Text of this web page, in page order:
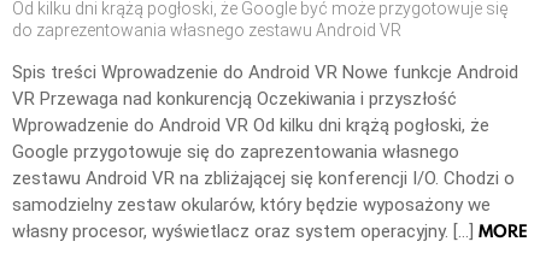
Od kilku dni krążą pogłoski, że Google być może przygotowuje się
do zaprezentowania własnego zestawu Android VR
Spis treści Wprowadzenie do Android VR Nowe funkcje Android
VR Przewaga nad konkurencją Oczekiwania i przyszłość
Wprowadzenie do Android VR Od kilku dni krążą pogłoski, że
Google przygotowuje się do zaprezentowania własnego
zestawu Android VR na zbliżającej się konferencji I/O. Chodzi o
samodzielny zestaw okularów, który będzie wyposażony we
własny procesor, wyświetlacz oraz system operacyjny. […] MORE